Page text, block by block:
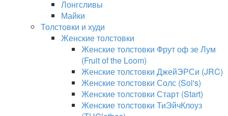
Лонгсливы
Майки
Толстовки и худи
Женские толстовки
Женские толстовки Фрут оф зе Лум
(Fruit of the Loom)
Женские толстовки ДжейЭРСи (JRC)
Женские толстовки Солс (Sol's)
Женские толстовки Старт (Start)
Женские толстовки ТиЭйчКлоуз